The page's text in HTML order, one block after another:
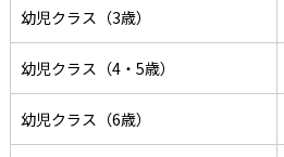
幼児クラス（3歳）
幼児クラス（4・5歳）
幼児クラス（6歳）